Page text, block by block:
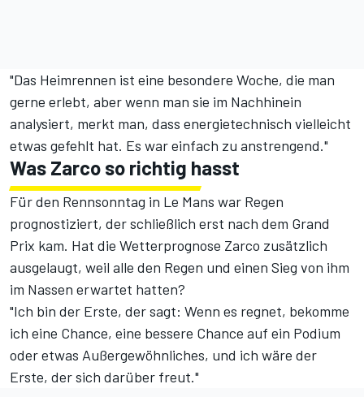
"Das Heimrennen ist eine besondere Woche, die man
gerne erlebt, aber wenn man sie im Nachhinein
analysiert, merkt man, dass energietechnisch vielleicht
etwas gefehlt hat. Es war einfach zu anstrengend."
Was Zarco so richtig hasst
Für den Rennsonntag in Le Mans war Regen
prognostiziert, der schließlich erst nach dem Grand
Prix kam. Hat die Wetterprognose Zarco zusätzlich
ausgelaugt, weil alle den Regen und einen Sieg von ihm
im Nassen erwartet hatten?
"Ich bin der Erste, der sagt: Wenn es regnet, bekomme
ich eine Chance, eine bessere Chance auf ein Podium
oder etwas Außergewöhnliches, und ich wäre der
Erste, der sich darüber freut."